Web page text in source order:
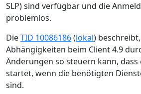
SLP) sind verfügbar und die
problemlos.
DieTID 10086186(lokal)
Abhängigkeiten beim Client 4.9
Änderungen so steuern kann,
startet, wenn die benötigten
sind.